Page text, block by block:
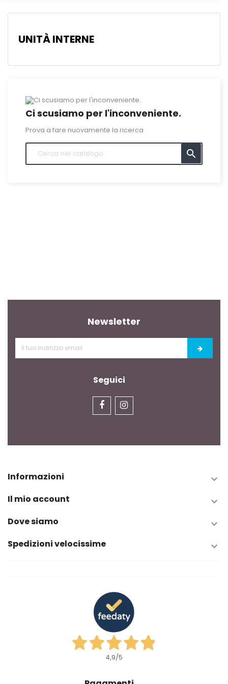
UNITÀ INTERNE
Ci scusiamo per l'inconveniente.
Prova a fare nuovamente la ricerca

Newsletter
Seguici
Informazioni 
Il mio account 
Dove siamo 
Spedizioni velocissime 
4,9/5